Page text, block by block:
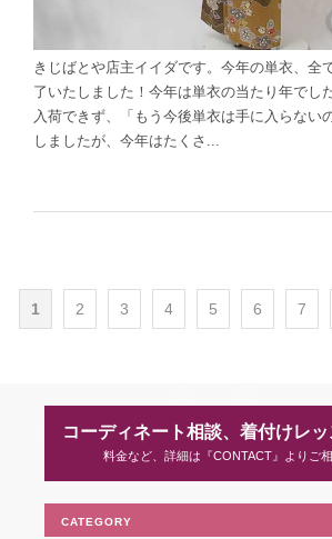
きじばとや店主イイダです。今年の単衣、全
了いたしました！今年は単衣の当たり年でし
入荷できず、「もう今後単衣は手に入らない
しましたが、今年はたくさ...
1 2 3 4 5 6 7
コーディネート相談、着付けレ
料金など、詳細は『CONTACT』よりご
CATEGORY